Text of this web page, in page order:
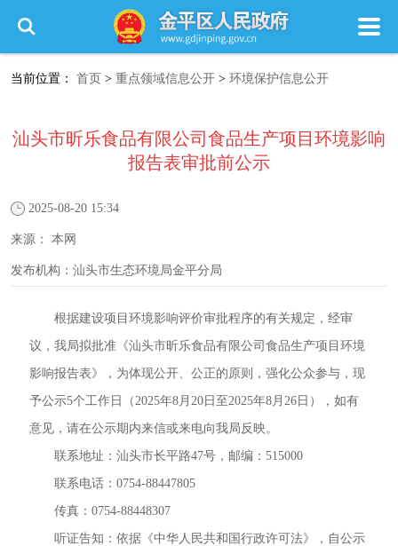
当前位置： 首页 > 重点领域信息公开 > 环境保护信息公开
汕头市昕乐食品有限公司食品生产项目环境影响
报告表审批前公示
2025-08-20 15:34
来源： 本网
发布机构： 汕头市生态环境局金平分局
根据建设项目环境影响评价审批程序的有关规定，经审
议，我局拟批准《汕头市昕乐食品有限公司食品生产项目环境
影响报告表》，为体现公开、公正的原则，强化公众参与，现
予公示5个工作日（2025年8月20日至2025年8月26日），如有
意见，请在公示期内来信或来电向我局反映。
联系地址：汕头市长平路47号，邮编：515000
联系电话：0754-88447805
传真：0754-88448307
听证告知：依据《中华人民共和国行政许可法》，自公示